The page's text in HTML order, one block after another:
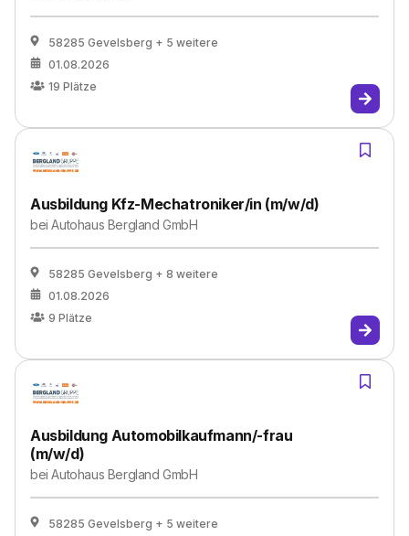
58285 Gevelsberg + 5 weitere
01.08.2026
19 Plätze
Ausbildung Kfz-Mechatroniker/in (m/w/d)
beiAutohaus Bergland GmbH
58285 Gevelsberg + 8 weitere
01.08.2026
9 Plätze
Ausbildung Automobilkaufmann/-frau
(m/w/d)
beiAutohaus Bergland GmbH
58285 Gevelsberg + 5 weitere